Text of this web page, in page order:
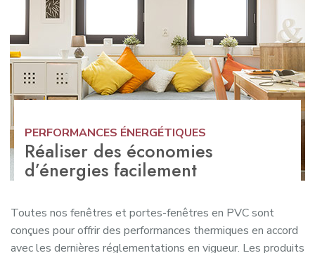
PERFORMANCES ÉNERGÉTIQUES
Réaliser des économies
d’énergies facilement
Toutes nos fenêtres et portes-fenêtres en PVC sont
conçues pour offrir des performances thermiques en accord
avec les dernières réglementations en vigueur. Les produits